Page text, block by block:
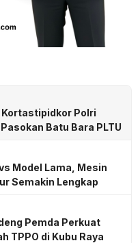
Kortastipidkor Polri
Batu Bara PLTU
Model Lama, Mesin
Semakin Lengkap
Pemda Perkuat
TPPO di Kubu Raya